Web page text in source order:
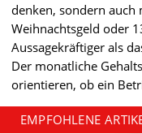
denken, sondern auch
Weihnachtsgeld oder
Aussagekräftiger als
Der monatliche
orientieren, ob ein
EMPFOHLENE